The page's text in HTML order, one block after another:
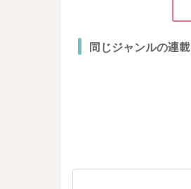
同じジャンルの連載